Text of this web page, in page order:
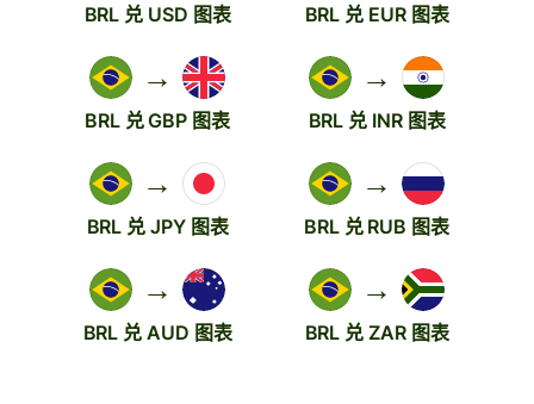
BRL 兑 USD 图表 BRL 兑 EUR 图表
→
BRL 兑 GBP 图表
→
BRL 兑 INR 图表
→
BRL 兑 JPY 图表
→
BRL 兑 RUB 图表
→
BRL 兑 AUD 图表
→
BRL 兑 ZAR 图表